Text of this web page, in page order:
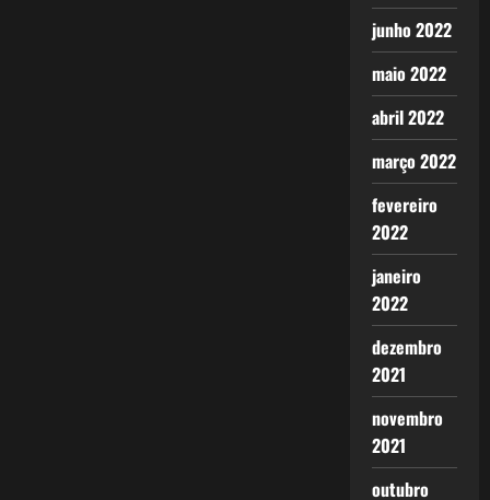
junho 2022
maio 2022
abril 2022
março 2022
fevereiro
2022
janeiro
2022
dezembro
2021
novembro
2021
outubro